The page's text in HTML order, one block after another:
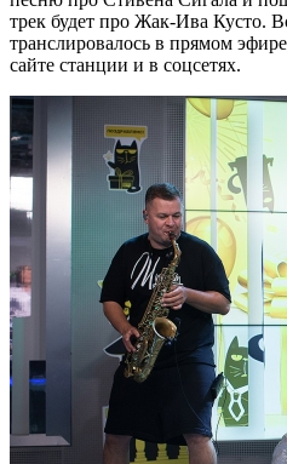
трек будет про Жак-Ива Кусто.
транслировалось в прямом
сайте станции и в соцсетях.